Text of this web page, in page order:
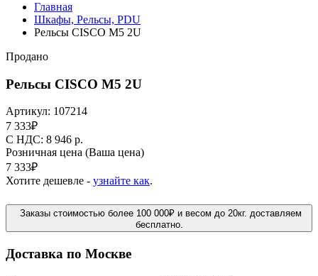
Главная
Шкафы, Рельсы, PDU
Рельсы CISCO M5 2U
Продано
Рельсы CISCO M5 2U
Артикул: 107214
7 333₽
C НДС: 8 946 р.
Розничная цена (Ваша цена)
7 333₽
Хотите дешевле - узнайте как.
Заказы стоимостью более 100 000₽ и весом до 20кг. доставляем
бесплатно.
Доставка по Москве